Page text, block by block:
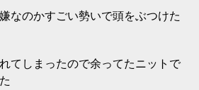
なのかすごい勢いで頭をぶつけた
てしまったので余ってたニットで